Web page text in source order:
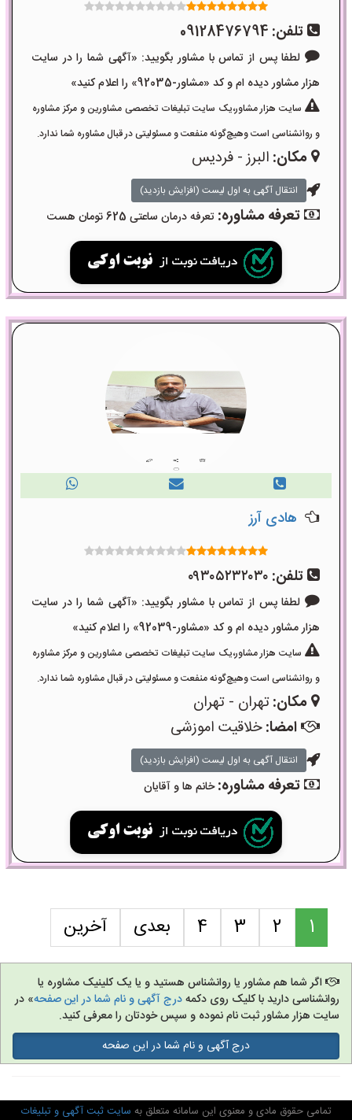
تلفن: 09128476794
لطفا پس از تماس با مشاور بگویید: «آگهی شما را در سایت
هزار مشاور دیده ام و کد «مشاور-92035» را اعلام کنید»
سایت هزار مشاور،یک سایت تبلیغات تخصصی مشاورین و مرکز مشاوره
و روانشناسی است وهیچ‌گونه منفعت و مسئولیتی در قبال مشاوره شما ندارد.
مکان: البرز - فردیس
انتقال آگهی به اول لیست (افزایش بازدید)
تعرفه مشاوره: تعرفه درمان ساعتی 625 تومان هست
هادی آرز
تلفن: ۰۹۳۰۵۲۳۲۰۳۰
لطفا پس از تماس با مشاور بگویید: «آگهی شما را در سایت
هزار مشاور دیده ام و کد «مشاور-92039» را اعلام کنید»
سایت هزار مشاور،یک سایت تبلیغات تخصصی مشاورین و مرکز مشاوره
و روانشناسی است وهیچ‌گونه منفعت و مسئولیتی در قبال مشاوره شما ندارد.
مکان:تهران - تهران
امضا:خلاقیت اموزشی
انتقال آگهی به اول لیست (افزایش بازدید)
تعرفه مشاوره:خانم ها و آقایان
1
2
3
4 بعدی آخرین
اگر شما هم مشاور یا روانشناس هستید و یا یک کلینیک مشاوره یا
روانشناسی دارید با کلیک روی دکمهدرج آگهی و نام شما در این صفحه» در
سایت هزار مشاور ثبت نام نموده و سپس خودتان را معرفی کنید.
درج آگهی و نام شما در این صفحه
تمامی حقوق مادی و معنوی این سامانه متعلق به سایت ثبت آگهی و تبلیغات